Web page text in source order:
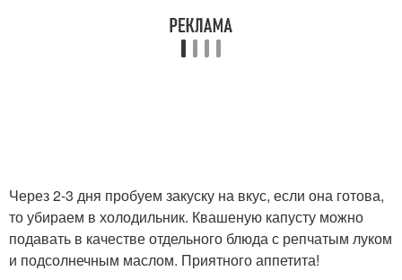
Через 2-3 дня пробуем закуску на вкус, если она готова,
то убираем в холодильник. Квашеную капусту можно
подавать в качестве отдельного блюда с репчатым луком
и подсолнечным маслом. Приятного аппетита!